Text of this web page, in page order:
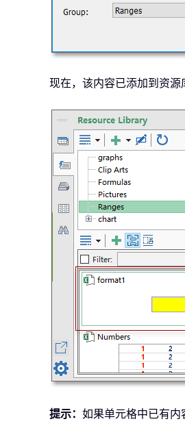
现在，该内容已添加到资
提示： 如果单元格中已有内